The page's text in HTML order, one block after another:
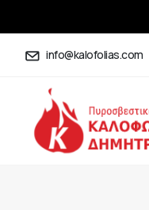
info@kalofolias.com